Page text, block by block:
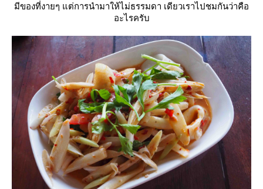
มีของที่งายๆ แต่การนำมาให้ไม่ธรรมดา เดียวเราไปชมกันว่าคือ
อะไรครับ